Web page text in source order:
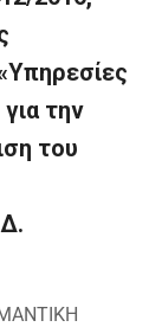
την
του